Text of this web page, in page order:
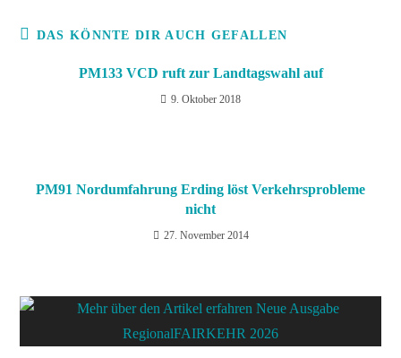
DAS KÖNNTE DIR AUCH GEFALLEN
PM133 VCD ruft zur Landtagswahl auf
9. Oktober 2018
PM91 Nordumfahrung Erding löst Verkehrsprobleme
nicht
27. November 2014